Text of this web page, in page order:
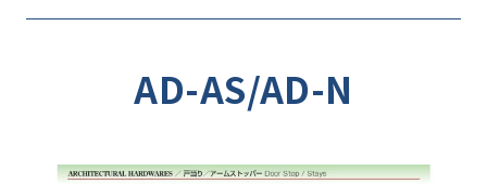
AD-AS/AD-N